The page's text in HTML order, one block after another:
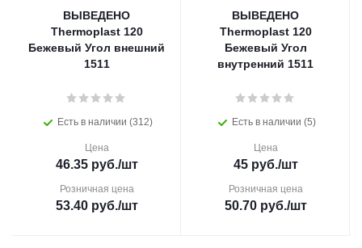
ВЫВЕДЕНО
Thermoplast 120
Бежевый Угол внешний
1511
Есть в наличии (312)
Цена
46.35руб./шт
Розничная цена
53.40руб./шт
ВЫВЕДЕНО
Thermoplast 120
Бежевый Угол
внутренний 1511
Есть в наличии (5)
Цена
45руб./шт
Розничная цена
50.70руб./шт